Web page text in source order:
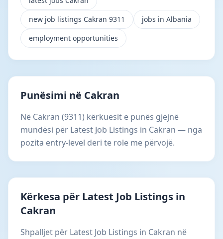
new job listings Cakran 9311
jobs in Albania
employment opportunities
Punësimi në Cakran
Në Cakran (9311) kërkuesit e punës gjejnë
mundësi për Latest Job Listings in Cakran — nga
pozita entry-level deri te role me përvojë.
Kërkesa për Latest Job Listings in
Cakran
Shpalljet për Latest Job Listings in Cakran në